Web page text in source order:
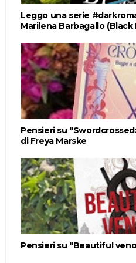
Leggo una serie
Marilena Barbagallo
Pensieri su
di Freya Marske
Pensieri su "Beautiful